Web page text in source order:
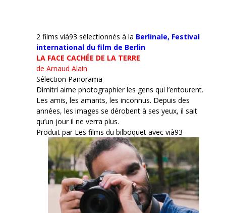
2 films vià93 sélectionnés à la Berlinale, Festival
international du film de Berlin
LA FACE CACHÉE DE LA TERRE
de Arnaud Alain
Sélection Panorama
Dimitri aime photographier les gens qui l’entourent.
Les amis, les amants, les inconnus. Depuis des
années, les images se dérobent à ses yeux, il sait
qu’un jour il ne verra plus.
Produit par Les films du bilboquet avec vià93